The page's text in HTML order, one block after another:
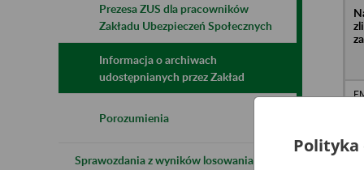
Prezesa ZUS dla pracowników
Zakładu Ubezpieczeń Społecznych
Informacja o archiwach
udostępnianych przez Zakład
Porozumienia
Sprawozdania z wyników losowania do
Polityka